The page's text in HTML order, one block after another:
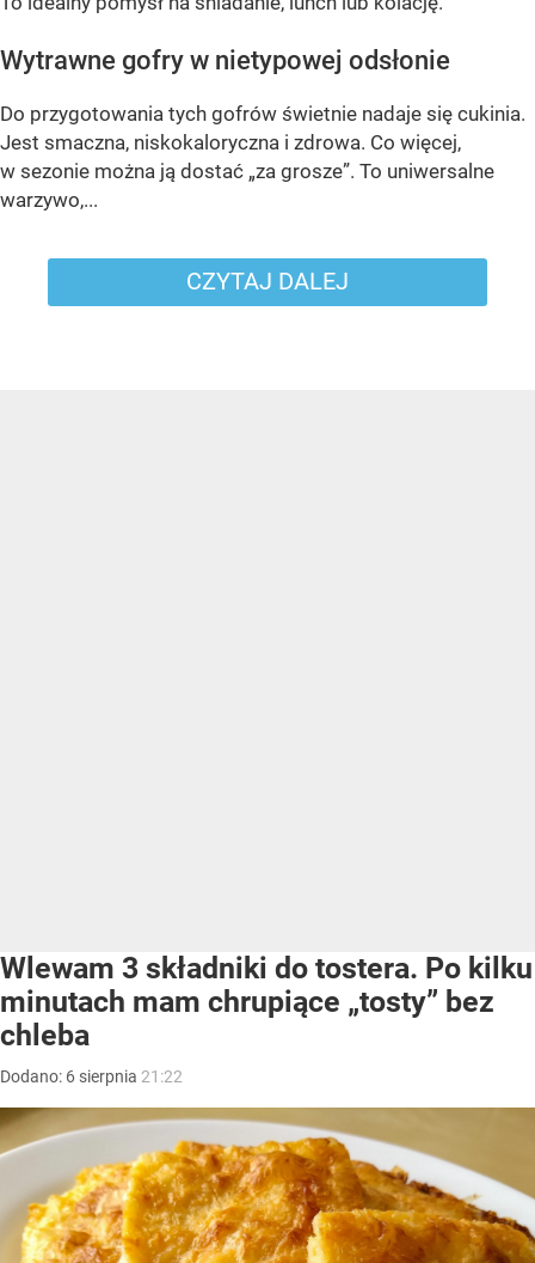
Wytrawne gofry w nietypowej odsłonie
Do przygotowania tych gofrów świetnie nadaje się cukinia.
Jest smaczna, niskokaloryczna i zdrowa. Co więcej,
w sezonie można ją dostać „za grosze”. To uniwersalne
warzywo,...
CZYTAJ DALEJ
Wlewam 3 składniki do tostera. Po kilku
minutach mam chrupiące „tosty” bez
chleba
Dodano: 6 sierpnia 21:22